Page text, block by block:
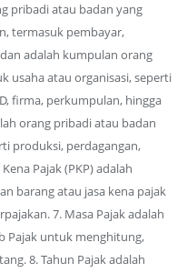
pribadi atau badan yang
termasuk pembayar,
adalah kumpulan orang
usaha atau organisasi, seperti
firma, perkumpulan, hingga
orang pribadi atau badan
produksi, perdagangan,
Pajak (PKP) adalah
barang atau jasa kena pajak
7. Masa Pajak adalah
Pajak untuk menghitung,
8. Tahun Pajak adalah